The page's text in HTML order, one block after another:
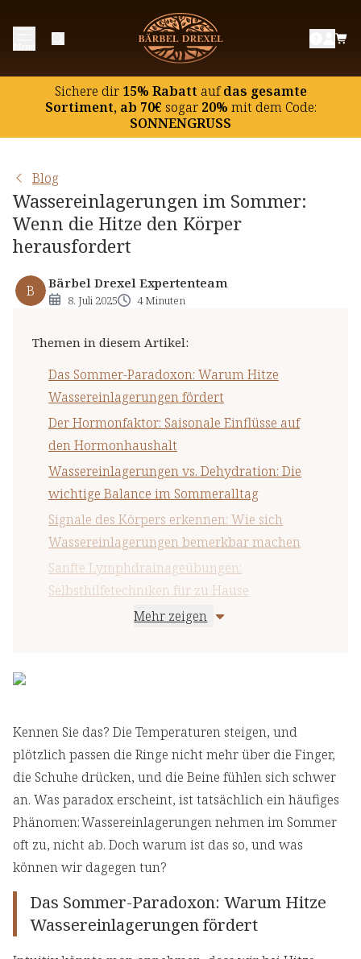
Sichere dir15% Rabatt aufdas gesamte
Sortiment, ab 70€ sogar20% mit dem Code:
SONNENGRUSS
Blog
Wassereinlagerungen im Sommer:
Wenn die Hitze den Körper
herausfordert
B Bärbel Drexel Expertenteam
8. Juli 2025 4 Minuten
Themen in diesem Artikel:
Das Sommer-Paradoxon: Warum Hitze
Wassereinlagerungen fördert
Der Hormonfaktor: Saisonale Einflüsse auf
den Hormonhaushalt
Wassereinlagerungen vs. Dehydration: Die
wichtige Balance im Sommeralltag
Signale des Körpers erkennen: Wie sich
Wassereinlagerungen bemerkbar machen
Sanfte Lymphdrainageübungen:
Selbsthilfetechniken für zu Hause
Aqua-Fitness als idealer Sommersport:
unterstützt
Wechselduschen und Kneipp-Anwendungen:
Traditionelle Methoden für moderne
Probleme
Mehr zeigen
Das Sommer-Paradoxon: Warum Hitze
Wassereinlagerungen fördert
Der Hormonfaktor: Saisonale Einflüsse auf den
Hormonhaushalt
Wassereinlagerungen vs. Dehydration: Die wichtige
Signale des Körpers erkennen: Wie sich
Wassereinlagerungen bemerkbar machen
Sanfte Lymphdrainageübungen:
Selbsthilfetechniken für zu Hause
Bewegung mit Drainageeffekt
Wirkung
Richtiges Atmen: Wie es den Lymphfluss unterstützt
Wechselduschen und Kneipp-Anwendungen:
Traditionelle Methoden für moderne Probleme
Kennen Sie das? Die Temperaturen steigen, und
plötzlich passen die Ringe nicht mehr über die Finger,
die Schuhe drücken, und die Beine fühlen sich schwer
an. Was paradox erscheint, ist tatsächlich ein häufiges
Phänomen: Wassereinlagerungen nehmen im Sommer
oft zu, nicht ab. Doch warum ist das so, und was
können wir dagegen tun?
Das Sommer-Paradoxon: Warum Hitze
Wassereinlagerungen fördert